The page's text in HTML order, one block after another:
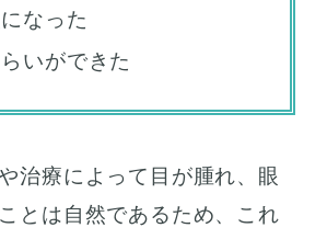
なった
いができた
治療によって目が腫れ、眼
とは自然であるため、これ